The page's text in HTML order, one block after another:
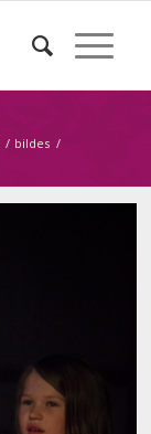
/ bildes /